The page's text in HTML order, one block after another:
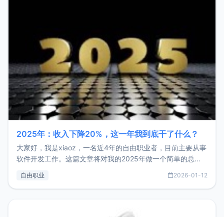
2025年：收入下降20%，这一年我到底干了什么？
大家好，我是xiaoz，一名近4年的自由职业者，目前主要从事
软件开发工作。这篇文章将对我的2025年做一个简单的总
收入下降20%，但却过得很充实，2026年不求突破，但求保
自由职业 2026-01-12